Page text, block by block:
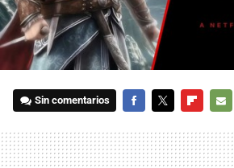
Sin comentarios
MAIL